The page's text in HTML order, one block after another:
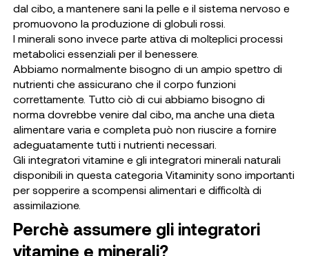
dal cibo, a mantenere sani la pelle e il sistema nervoso e
promuovono la produzione di globuli rossi.
I minerali sono invece parte attiva di molteplici processi
metabolici essenziali per il benessere.
Abbiamo normalmente bisogno di un ampio spettro di
nutrienti che assicurano che il corpo funzioni
correttamente. Tutto ciò di cui abbiamo bisogno di
norma dovrebbe venire dal cibo, ma anche una dieta
alimentare varia e completa può non riuscire a fornire
adeguatamente tutti i nutrienti necessari.
Gli integratori vitamine e gli integratori minerali naturali
disponibili in questa categoria Vitaminity sono importanti
per sopperire a scompensi alimentari e difficoltà di
assimilazione.
Perchè assumere gli integratori
vitamine e minerali?